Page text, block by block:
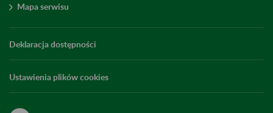
Mapa serwisu
Deklaracja dostępności
Ustawienia plików cookies